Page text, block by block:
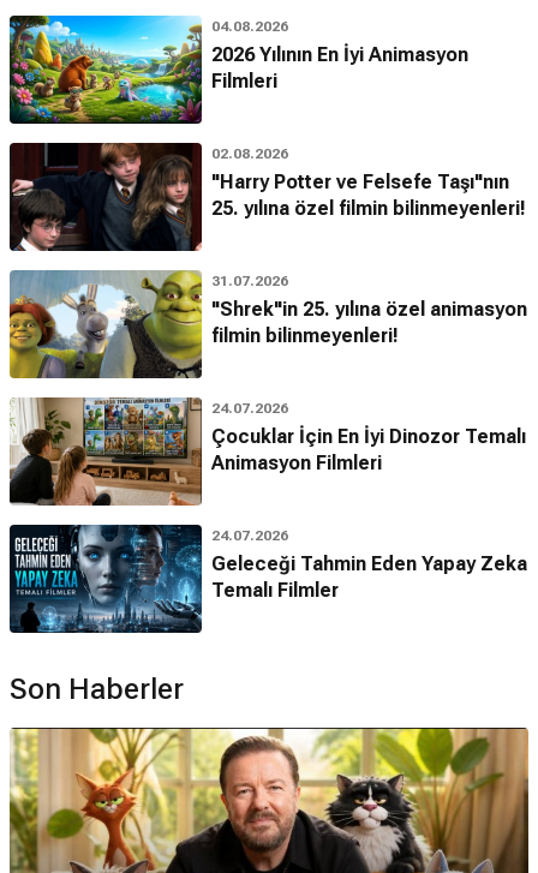
04.08.2026
2026 Yılının En İyi Animasyon
Filmleri
02.08.2026
"Harry Potter ve Felsefe Taşı"nın
25. yılına özel filmin bilinmeyenleri!
31.07.2026
"Shrek"in 25. yılına özel animasyon
filmin bilinmeyenleri!
24.07.2026
Çocuklar İçin En İyi Dinozor Temalı
Animasyon Filmleri
24.07.2026
Geleceği Tahmin Eden Yapay Zeka
Temalı Filmler
Son Haberler